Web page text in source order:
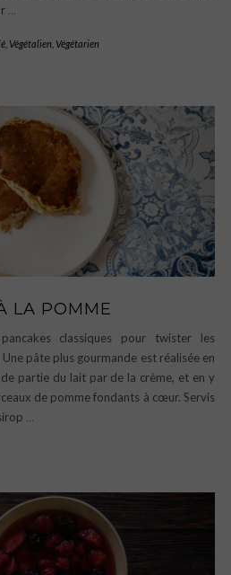
…
Végétalien Végétarien
LA POMME
classiques pour twister les
pâte plus gourmande est réalisée en
partie du lait par de la crème, et en y
de pomme fondants à cœur. Servis